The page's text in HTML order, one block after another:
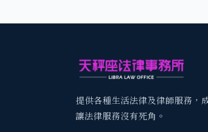
提供各種生活法律及律師服務，
讓法律服務沒有死角。